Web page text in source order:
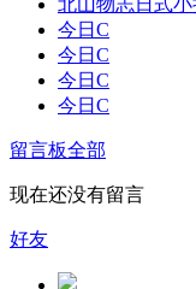
今日C
今日C
今日C
今日C
留言板全部
现在还没有留言
好友